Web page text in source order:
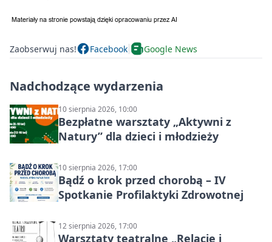
Zaobserwuj nas! Facebook Google News
Nadchodzące wydarzenia
10 sierpnia 2026, 10:00
Bezpłatne warsztaty „Aktywni z
Natury” dla dzieci i młodzieży
10 sierpnia 2026, 17:00
Bądź o krok przed chorobą – IV
Spotkanie Profilaktyki Zdrowotnej
12 sierpnia 2026, 17:00
Warsztaty teatralne „Relacje i